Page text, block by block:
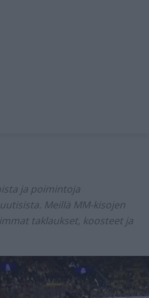
ja poimintoja
Meillä MM-kisojen
taklaukset, koosteet ja